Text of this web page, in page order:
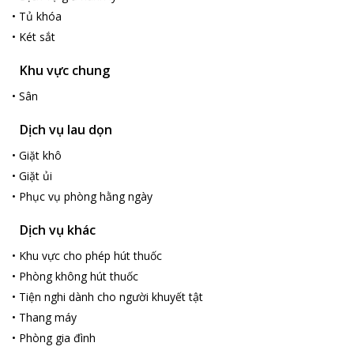
Sơn Thủy 2
km. Sân bay gần nhất là sân bay Liên Khương, cách đó 22 km.
• Tủ khóa
• Két sắt
Khu vực chung
• Sân
Dịch vụ lau dọn
• Giặt khô
• Giặt ủi
• Phục vụ phòng hằng ngày
Dịch vụ khác
• Khu vực cho phép hút thuốc
• Phòng không hút thuốc
• Tiện nghi dành cho người khuyết tật
• Thang máy
• Phòng gia đình